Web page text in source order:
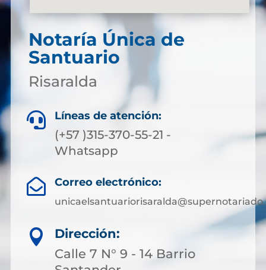
Notaría Única de
Santuario
Risaralda
 Líneas de atención:
(+57 )315-370-55-21 -
Whatsapp
 Correo electrónico:

Dirección:
Calle 7 N° 9 - 14 Barrio